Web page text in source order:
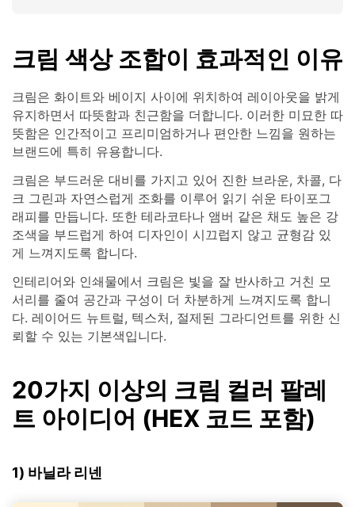
크림 색상 조합이 효과적인 이유
크림은 화이트와 베이지 사이에 위치하여 레이아웃을 밝게
유지하면서 따뜻함과 친근함을 더합니다. 이러한 미묘한 따
뜻함은 인간적이고 프리미엄하거나 편안한 느낌을 원하는
브랜드에 특히 유용합니다.
크림은 부드러운 대비를 가지고 있어 진한 브라운, 차콜, 다
크 그린과 자연스럽게 조화를 이루어 읽기 쉬운 타이포그
래피를 만듭니다. 또한 테라코타나 앰버 같은 채도 높은 강
조색을 부드럽게 하여 디자인이 시끄럽지 않고 균형감 있
게 느껴지도록 합니다.
인테리어와 인쇄물에서 크림은 빛을 잘 반사하고 거친 모
서리를 줄여 공간과 구성이 더 차분하게 느껴지도록 합니
다. 레이어드 뉴트럴, 텍스처, 절제된 그라디언트를 위한 신
뢰할 수 있는 기본색입니다.
20가지 이상의 크림 컬러 팔레
트 아이디어 (HEX 코드 포함)
1) 바닐라 리넨